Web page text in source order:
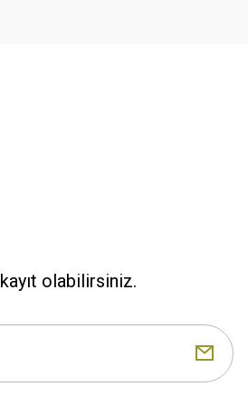
olabilirsiniz.